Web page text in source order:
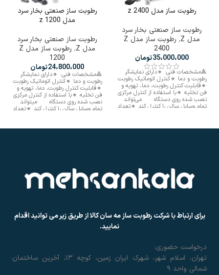
رطوبت ساز مدل z 2400
رطوبت ساز صنعتی بخار سرد
مدل Z
,
رطوبت ساز مدل Z
2400
35،000،000تومان
🔺️مشخصات فنی: 🔸️دارای نمایشگر
رطوبت و دما 🔸️کنترل اتوماتیک رطوبت
🔸️قابلیت کنترل رطوبت، دما، تهویه و
فن تخلیه 🔸️با استفاده از کنترل مرکزی
نصب شده روی دستگاه می‌تواند
تمام وسایل سالن را کنترل کند 🔸️تعداد
به شیر آب شهری 🔸️دارای فیلتر تصفیه
رطوبت ساز صنعتی بخار سرد
مدل z 1200
رطوبت ساز صنعتی بخار سرد
مدل Z
,
رطوبت ساز مدل Z
1200
24،800،000تومان
🔺️مشخصات فنی: 🔸️دارای نمایشگر
رطوبت و دما 🔸️کنترل اتوماتیک رطوبت
🔸️قابلیت کنترل رطوبت، دما، تهویه و
فن تخلیه 🔸️با استفاده از کنترل مرکزی
نصب شده روی دستگاه میتواند
تمام وسایل سالن را کنترل کند 🔸️تعداد
شیر آب شهری 🔸️دارای فیلتر تصفیه
برای ارتباط با شرکت رطوبت ساز مه سان کالا از طریق زیر می توانید اقدام
نمایید.
درخواست حضوری:
تهران، اسلام شهر، شهرک ایران زمین، کوچه ۱۳، آخرین ساختمان
شمالی واحد ۹